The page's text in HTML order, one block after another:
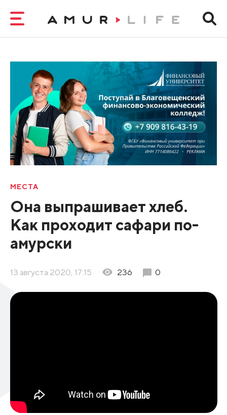
МЕСТА
Она выпрашивает хлеб.
Как проходит сафари по-
амурски
13 августа 2020, 17:15 236 0